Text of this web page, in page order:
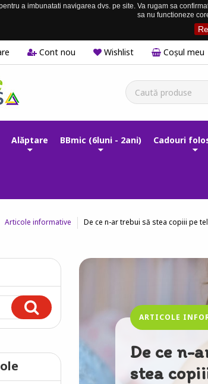
a imbunatati navigarea dvs. pe site. Va rugam sa
sa nu functioneze
Cont nou Wishlist Coşul meu
Alăptare BBmic (6luni - 2ani) Cadouri
Articole informative De ce n-ar trebui să stea copiii pe
ARTICOLE
De ce n-
stea